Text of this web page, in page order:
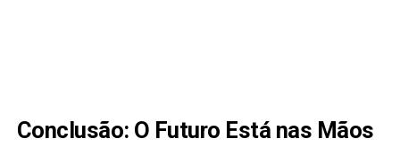
Conclusão: O Futuro Está nas Mãos